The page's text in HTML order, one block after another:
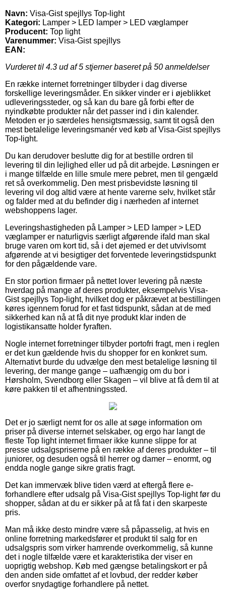
Navn: Visa-Gist spejllys Top-light
Kategori: Lamper > LED lamper > LED væglamper
Producent: Top light
Varenummer: Visa-Gist spejllys
EAN:
Vurderet til 4.3 ud af 5 stjerner baseret på 50 anmeldelser
En række internet forretninger tilbyder i dag diverse
forskellige leveringsmåder. En sikker vinder er i øjeblikket
udleveringssteder, og så kan du bare gå forbi efter de
nyindkøbte produkter når det passer ind i din kalender.
Metoden er jo særdeles hensigtsmæssig, samt tit også den
mest betalelige leveringsmanér ved køb af Visa-Gist spejllys
Top-light.
Du kan derudover beslutte dig for at bestille ordren til
levering til din lejlighed eller ud på dit arbejde. Løsningen er
i mange tilfælde en lille smule mere pebret, men til gengæld
ret så overkommelig. Den mest prisbevidste løsning til
levering vil dog altid være at hente varerne selv, hvilket står
og falder med at du befinder dig i nærheden af internet
webshoppens lager.
Leveringshastigheden på Lamper > LED lamper > LED
væglamper er naturligvis særligt afgørende ifald man skal
bruge varen om kort tid, så i det øjemed er det utvivlsomt
afgørende at vi besigtiger det forventede leveringstidspunkt
for den pågældende vare.
En stor portion firmaer på nettet lover levering på næste
hverdag på mange af deres produkter, eksempelvis Visa-
Gist spejllys Top-light, hvilket dog er påkrævet at bestillingen
køres igennem forud for et fast tidspunkt, sådan at de med
sikkerhed kan nå at få dit nye produkt klar inden de
logistikansatte holder fyraften.
Nogle internet forretninger tilbyder portofri fragt, men i reglen
er det kun gældende hvis du shopper for en konkret sum.
Alternativt burde du udvælge den mest betalelige løsning til
levering, der mange gange – uafhængig om du bor i
Hørsholm, Svendborg eller Skagen – vil blive at få dem til at
køre pakken til et afhentningssted.
Det er jo særligt nemt for os alle at søge information om
priser på diverse internet selskaber, og ergo har langt de
fleste Top light internet firmaer ikke kunne slippe for at
presse udsalgspriserne på en række af deres produkter – til
juniorer, og desuden også til herrer og damer – enormt, og
endda nogle gange sikre gratis fragt.
Det kan immervæk blive tiden værd at eftergå flere e-
forhandlere efter udsalg på Visa-Gist spejllys Top-light før du
shopper, sådan at du er sikker på at få fat i den skarpeste
pris.
Man må ikke desto mindre være så påpasselig, at hvis en
online forretning markedsfører et produkt til salg for en
udsalgspris som virker hamrende overkommelig, så kunne
det i nogle tilfælde være et karakteristika der viser en
uoprigtig webshop. Køb med gængse betalingskort er på
den anden side omfattet af et lovbud, der redder køber
overfor snydagtige forhandlere på nettet.